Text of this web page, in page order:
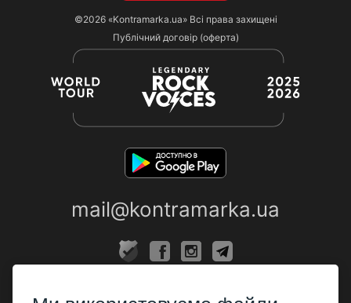
©2026 «Kontramarka.ua»Всі права захищені
Публічний договір (оферта)
mail@kontramarka.ua